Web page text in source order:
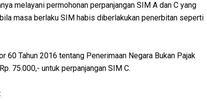
melayani permohonan perpanjangan SIM A dan C yang
masa berlaku SIM habis diberlakukan penerbitan seperti
60 Tahun 2016 tentang Penerimaan Negara Bukan Pajak
75.000,- untuk perpanjangan SIM C.